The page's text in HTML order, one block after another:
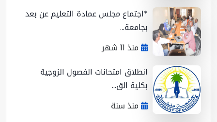
*اجتماع مجلس عمادة التعليم عن بعد
بجامعة...
منذ 11 شهر
انطلاق امتحانات الفصول الزوجية
بكلية الق...
منذ سنة